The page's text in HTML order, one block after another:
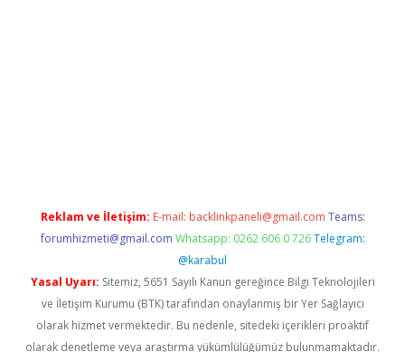
Reklam ve İletişim: E-mail: backlinkpaneli@gmail.com Teams:
forumhizmeti@gmail.com Whatsapp: 0262 606 0 726 Telegram:
@karabul
Yasal Uyarı: Sitemiz, 5651 Sayılı Kanun gereğince Bilgi Teknolojileri
ve İletişim Kurumu (BTK) tarafından onaylanmış bir Yer Sağlayıcı
olarak hizmet vermektedir. Bu nedenle, sitedeki içerikleri proaktif
olarak denetleme veya araştırma yükümlülüğümüz bulunmamaktadır.